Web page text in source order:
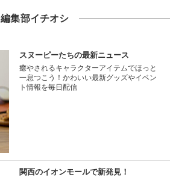
編集部イチオシ
スヌーピーたちの最新ニュース
癒やされるキャラクターアイテムでほっと
一息つこう！かわいい最新グッズやイベン
ト情報を毎日配信
関西のイオンモールで新発見！